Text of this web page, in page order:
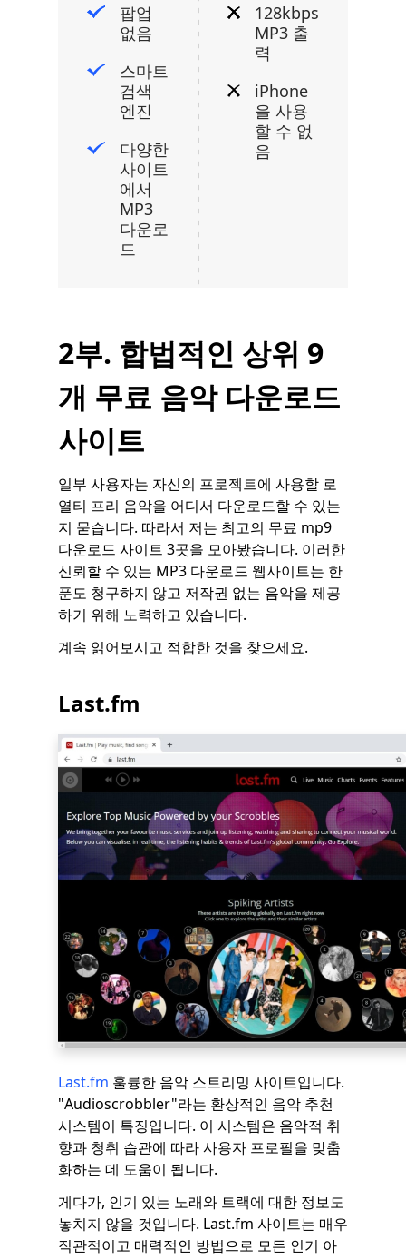
팝업
없음
스마트
검색
엔진
다양한
사이트
에서
MP3
다운로
드
128kbps
MP3 출
력
iPhone
을 사용
할 수 없
음
2부. 합법적인 상위 9
개 무료 음악 다운로드
사이트
일부 사용자는 자신의 프로젝트에 사용할 로
열티 프리 음악을 어디서 다운로드할 수 있는
지 묻습니다. 따라서 저는 최고의 무료 mp9
다운로드 사이트 3곳을 모아봤습니다. 이러한
신뢰할 수 있는 MP3 다운로드 웹사이트는 한
푼도 청구하지 않고 저작권 없는 음악을 제공
하기 위해 노력하고 있습니다.
계속 읽어보시고 적합한 것을 찾으세요.
Last.fm
Last.fm 훌륭한 음악 스트리밍 사이트입니다.
"Audioscrobbler"라는 환상적인 음악 추천
시스템이 특징입니다. 이 시스템은 음악적 취
향과 청취 습관에 따라 사용자 프로필을 맞춤
화하는 데 도움이 됩니다.
게다가, 인기 있는 노래와 트랙에 대한 정보도
놓치지 않을 것입니다. Last.fm 사이트는 매우
직관적이고 매력적인 방법으로 모든 인기 아